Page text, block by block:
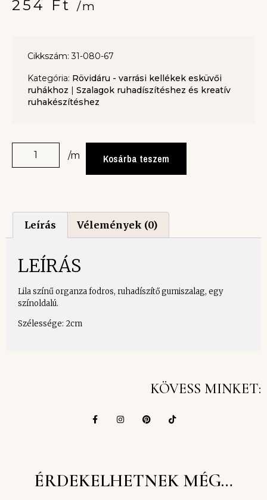
254 Ft /m
Cikkszám: 31-080-67
Kategória: Rövidáru - varrási kellékek esküvői
ruhákhoz | Szalagok ruhadíszítéshez és kreatív
ruhakészítéshez
/m Kosárba teszem
Leírás Vélemények (0)
LEÍRÁS
Lila színű organza fodros, ruhadíszítő gumiszalag, egy
színoldalú.
Szélessége: 2cm
KÖVESS MINKET:
ÉRDEKELHETNEK MÉG…